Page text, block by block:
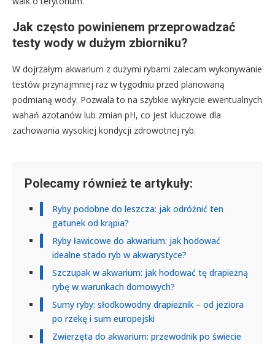
Jak często powinienem przeprowadzać
testy wody w dużym zbiorniku?
W dojrzałym akwarium z dużymi rybami zalecam wykonywanie
testów przynajmniej raz w tygodniu przed planowaną
podmianą wody. Pozwala to na szybkie wykrycie ewentualnych
wahań azotanów lub zmian pH, co jest kluczowe dla
zachowania wysokiej kondycji zdrowotnej ryb.
Polecamy również te artykuły:
Ryby podobne do leszcza: jak odróżnić ten
gatunek od krąpia?
Ryby ławicowe do akwarium: jak hodować
idealne stado ryb w akwarystyce?
Szczupak w akwarium: jak hodować tę drapieżną
rybę w warunkach domowych?
Sumy ryby: słodkowodny drapieżnik – od jeziora
po rzekę i sum europejski
Zwierzęta do akwarium: przewodnik po świecie